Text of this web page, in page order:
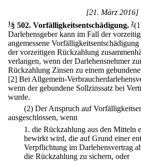
[21. März 2016]
1 § 502. Vorfälligkeitsentschädigung. 2
Darlehensgeber kann im Fall der
angemessene
der vorzeitigen Rückzahlung
verlangen, wenn der Darlehensnehmer
Rückzahlung Zinsen zu einem
[2] Bei Allgemein-
wenn der gebundene Sollzinssatz bei
wurde.
(2) Der Anspruch auf
ausgeschlossen, wenn
1. die Rückzahlung aus den Mitteln
bewirkt wird, die auf Grund einer
Verpflichtung im Darlehensvertrag
die Rückzahlung zu sichern, oder